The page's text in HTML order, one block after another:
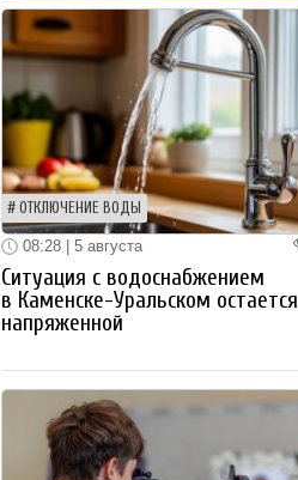
ОТКЛЮЧЕНИЕ ВОДЫ
08:28 | 5 августа
Ситуация с водоснабжением
в Каменске-Уральском остается
напряженной